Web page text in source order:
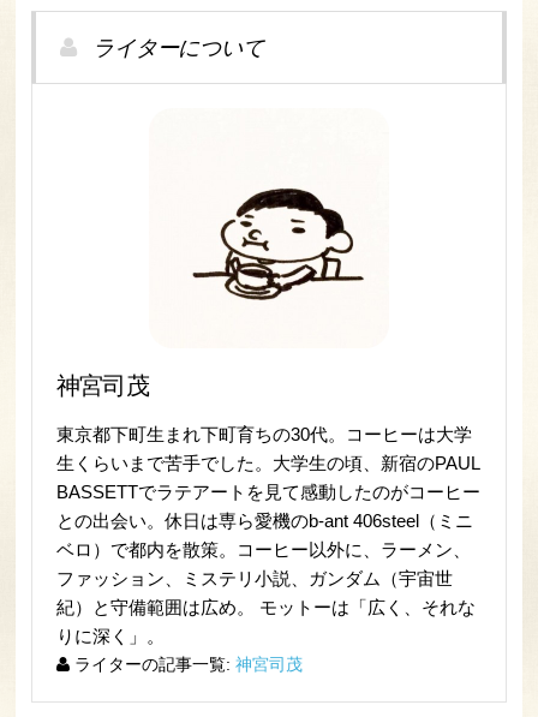
ライターについて
神宮司茂
東京都下町生まれ下町育ちの30代。コーヒーは大学
生くらいまで苦手でした。大学生の頃、新宿のPAUL
BASSETTでラテアートを見て感動したのがコーヒー
との出会い。休日は専ら愛機のb-ant 406steel（ミニ
ベロ）で都内を散策。コーヒー以外に、ラーメン、
ファッション、ミステリ小説、ガンダム（宇宙世
紀）と守備範囲は広め。 モットーは「広く、それな
りに深く」。
ライターの記事一覧: 神宮司茂